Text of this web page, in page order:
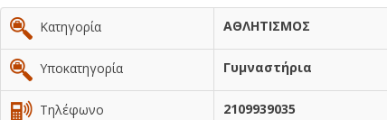
Κατηγορία ΑΘΛΗΤΙΣΜΟΣ
Υποκατηγορία Γυμναστήρια
Τηλέφωνο 2109939035